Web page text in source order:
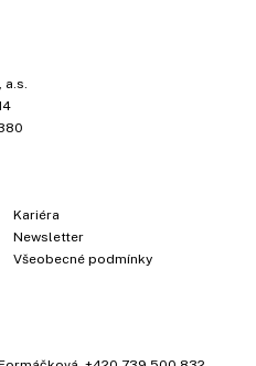
Kariéra
Newsletter
Všeobecné podmínky